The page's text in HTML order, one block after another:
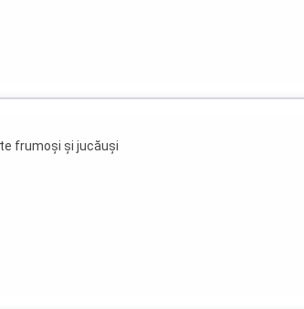
frumoși și jucăuși